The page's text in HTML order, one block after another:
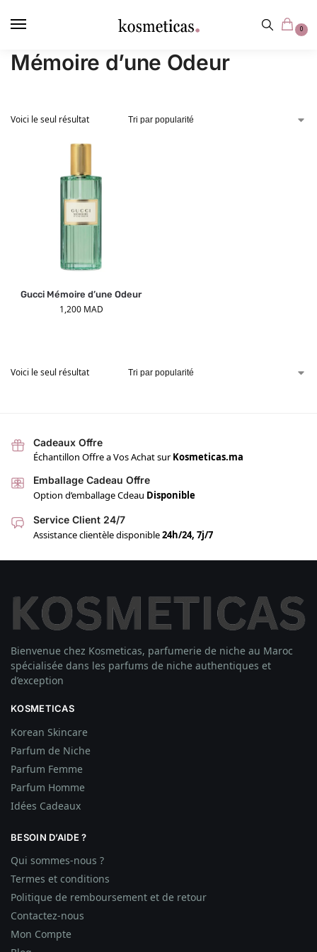
principal
0
Mémoire d’une Odeur
Voici le seul résultat
Gucci Mémoire d’une Odeur
1,200 MAD
Voici le seul résultat
Cadeaux Offre
Échantillon Offre a Vos Achat surKosmeticas.ma
Emballage Cadeau Offre
Option d’emballage Cdeau Disponible
Service Client 24/7
Assistance clientèle disponible24h/24, 7j/7
Bienvenue chez Kosmeticas, parfumerie de niche au Maroc
spécialisée dans les parfums de niche authentiques et
d’exception
KOSMETICAS
Korean Skincare
Parfum de Niche
Parfum Femme
Parfum Homme
Idées Cadeaux
BESOIN D’AIDE ?
Qui sommes-nous ?
Termes et conditions
Politique de remboursement et de retour
Contactez-nous
Mon Compte